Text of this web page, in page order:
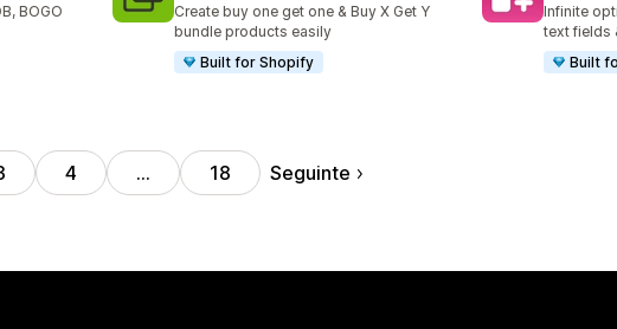
BOGO
Create buy one get one & Buy X Get Y
bundle products easily
Built for Shopify
Infinite
text fields
Built
4 … 18 Seguinte